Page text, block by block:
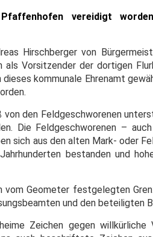
vereidigt
Hirschberger von
Vorsitzender der dortigen
kommunale Ehrenamt
von den Feldgeschworenen
Die Feldgeschworenen – auch
sich aus den alten Mark- oder
bestanden und
vom Geometer festgelegten
und den beteiligten
Zeichen gegen willkürliche